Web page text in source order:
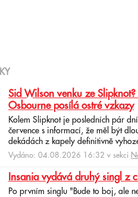
Sid Wilson venku ze
Osbourne posílá ostré vzkazy
Kolem Slipknot je posledních pár
července s informací, že měl být
dekádách z kapely definitivně
Vydáno: 04.08.2026 16:32 v sekci
Insania vydává druhý singl z
Po prvním singlu "Bude to boj, ale